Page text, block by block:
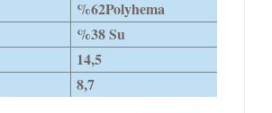
%62Polyhema
%38 Su
14,5
8,7